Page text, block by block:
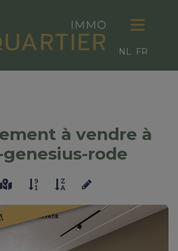
NL FR
à vendre à
rode